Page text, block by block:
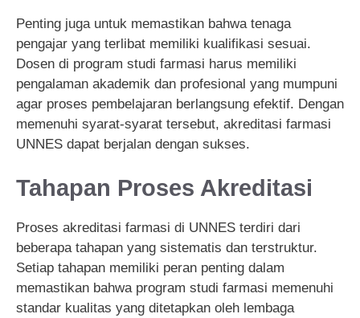
Penting juga untuk memastikan bahwa tenaga
pengajar yang terlibat memiliki kualifikasi sesuai.
Dosen di program studi farmasi harus memiliki
pengalaman akademik dan profesional yang mumpuni
agar proses pembelajaran berlangsung efektif. Dengan
memenuhi syarat-syarat tersebut, akreditasi farmasi
UNNES dapat berjalan dengan sukses.
Tahapan Proses Akreditasi
Proses akreditasi farmasi di UNNES terdiri dari
beberapa tahapan yang sistematis dan terstruktur.
Setiap tahapan memiliki peran penting dalam
memastikan bahwa program studi farmasi memenuhi
standar kualitas yang ditetapkan oleh lembaga